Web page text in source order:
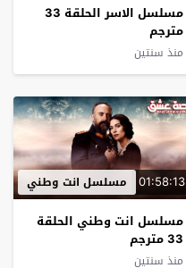
مسلسل الاسر الحلقة 33
مترجم
منذ سنتين
01:58:13 مسلسل انت وطني
مسلسل انت وطني الحلقة
33 مترجم
منذ سنتين